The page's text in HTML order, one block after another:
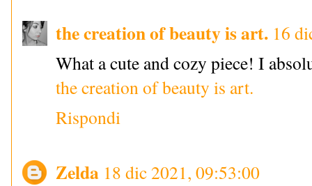
the creation of beauty is art. 16
What a cute and cozy piece! I
the creation of beauty is art.
Rispondi
Zelda 18 dic 2021, 09:53:00